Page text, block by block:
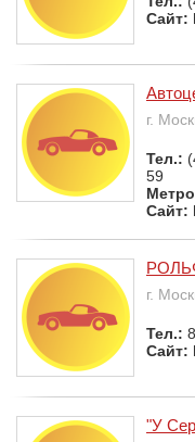
Сайт:
г.
Тел.:
59
Сайт:
г.
Тел.:
Сайт:
"У